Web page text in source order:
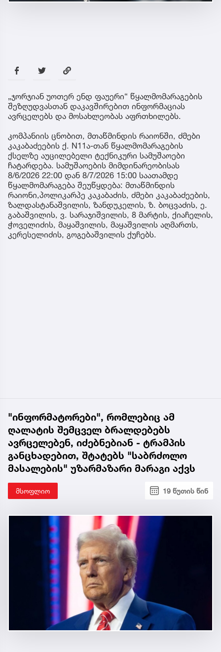
„ჯორჯიან უოთერ ენდ ფაუერი“ წყალმომარაგების
შეზღუდვასთან დაკავშირებით ინფორმაციას
ავრცელებს და მოსახლეობას აფრთხილებს.
კომპანიის ცნობით, მთაწმინდის რაიონში, ძმები
კაკაბაძეების ქ. N11ა-თან წყალმომარაგების
ქსელზე აუცილებელი ტექნიკური სამუშაოები
ჩატარდება. სამუშაოების მიმდინარეობისას
8/6/2026 22:00 დან 8/7/2026 15:00 საათამდე
წყალმომარაგება შეუწყდება: მთაწმინდის
რაიონი,პოლიკარპე კაკაბაძის, ძმები კაკაბაძეების,
ზალდასტანაშვილის, ზანდუკელის, ზ. ბოცვაძის, ე.
გაბაშვილის, ვ. სარაჯიშვილის, 8 მარტის, ქიაჩელის,
ჭოველიძის, მაყაშვილის, მაყაშვილის აღმართს,
კერესელიძის, გოგებაშვილის ქუჩებს.
"ინფორმატორები", რომლებიც ამ
ღალატის შემცველ ბრალდებებს
ავრცელებენ, იძებნებიან - ტრამპის
განცხადებით, შტატებს "საბრძოლო
მასალების" უზარმაზარი მარაგი აქვს
მსოფლიო 19 წუთის წინ